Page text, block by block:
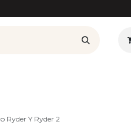
Ryder Y Ryder 2